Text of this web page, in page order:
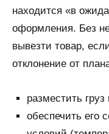
находится «в
оформления. Без
вывезти товар,
отклонение от
разместить
обеспечить его